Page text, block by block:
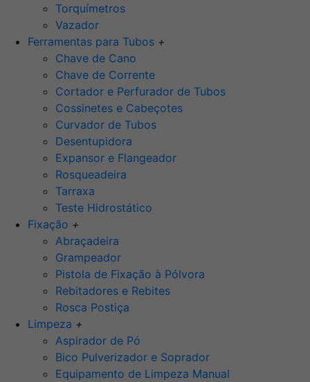
Torquímetros
Vazador
Ferramentas para Tubos +
Chave de Cano
Chave de Corrente
Cortador e Perfurador de Tubos
Cossinetes e Cabeçotes
Curvador de Tubos
Desentupidora
Expansor e Flangeador
Rosqueadeira
Tarraxa
Teste Hidrostático
Fixação +
Abraçadeira
Grampeador
Pistola de Fixação à Pólvora
Rebitadores e Rebites
Rosca Postiça
Limpeza +
Aspirador de Pó
Bico Pulverizador e Soprador
Equipamento de Limpeza Manual